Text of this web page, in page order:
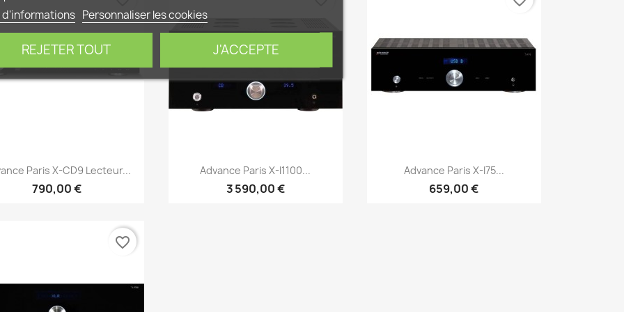
 Aperçu rapide
Paris X-CD9 Lecteur...
790,00 €
Aperçu rapide
Advance Paris X-I1100...
3 590,00 €
Aperçu rapide
Advance Paris X-I75...
659,00 €
favorite_border
d'informations Personnaliser les cookies
REJETER TOUT J'ACCEPTE